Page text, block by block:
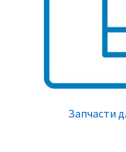
Запчасти